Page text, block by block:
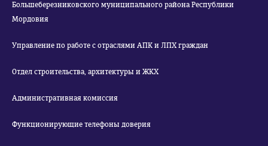
Большеберезниковского муниципального района Республики
Мордовия
Управление по работе с отраслями АПК и ЛПХ граждан
Отдел строительства, архитектуры и ЖКХ
Административная комиссия
Функционирующие телефоны доверия